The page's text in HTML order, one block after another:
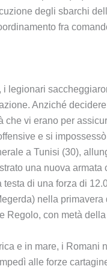
degli sbarchi
fra
legionari
Anziché
che vi erano per
e si
a Tunisi (30),
una nuova
di una forza di
nella
Regolo, con metà
e in mare, i
alle forze